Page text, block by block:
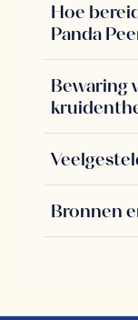
Hoe
Panda
Bewaring
Bronnen